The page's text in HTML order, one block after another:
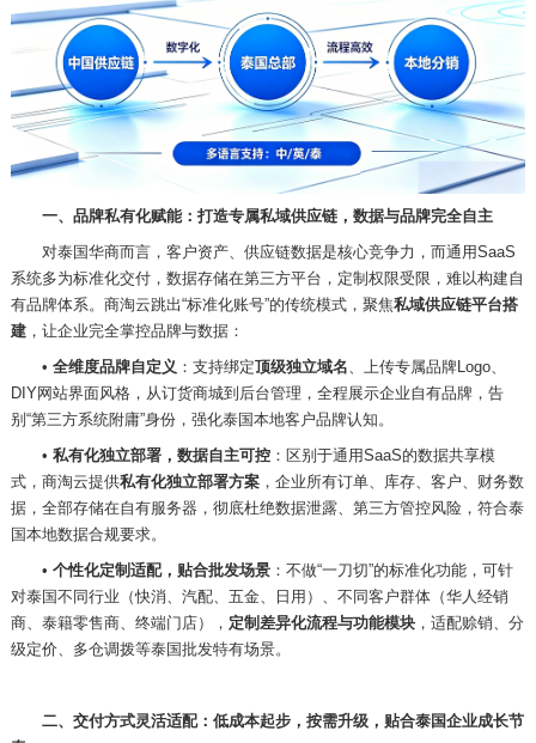
一、品牌私有化赋能：打造专属私域供应链，数据与品牌完全自主
对泰国华商而言，客户资产、供应链数据是核心竞争力，而通用SaaS
系统多为标准化交付，数据存储在第三方平台，定制权限受限，难以构建自
有品牌体系。商淘云跳出“标准化账号”的传统模式，聚焦私域供应链平台搭
建，让企业完全掌控品牌与数据：
• 全维度品牌自定义 ：支持绑定顶级独立域名、上传专属品牌Logo、
DIY网站界面风格，从订货商城到后台管理，全程展示企业自有品牌，告
别“第三方系统附庸”身份，强化泰国本地客户品牌认知。
• 私有化独立部署，数据自主可控：区别于通用SaaS的数据共享模
式，商淘云提供私有化独立部署方案，企业所有订单、库存、客户、财务数
据，全部存储在自有服务器，彻底杜绝数据泄露、第三方管控风险，符合泰
国本地数据合规要求。
• 个性化定制适配，贴合批发场景：不做“一刀切”的标准化功能，可针
对泰国不同行业（快消、汽配、五金、日用）、不同客户群体（华人经销
商、泰籍零售商、终端门店）， 定制差异化流程与功能模块，适配赊销、分
级定价、多仓调拨等泰国批发特有场景。
二、交付方式灵活适配：低成本起步，按需升级，贴合泰国企业成长节